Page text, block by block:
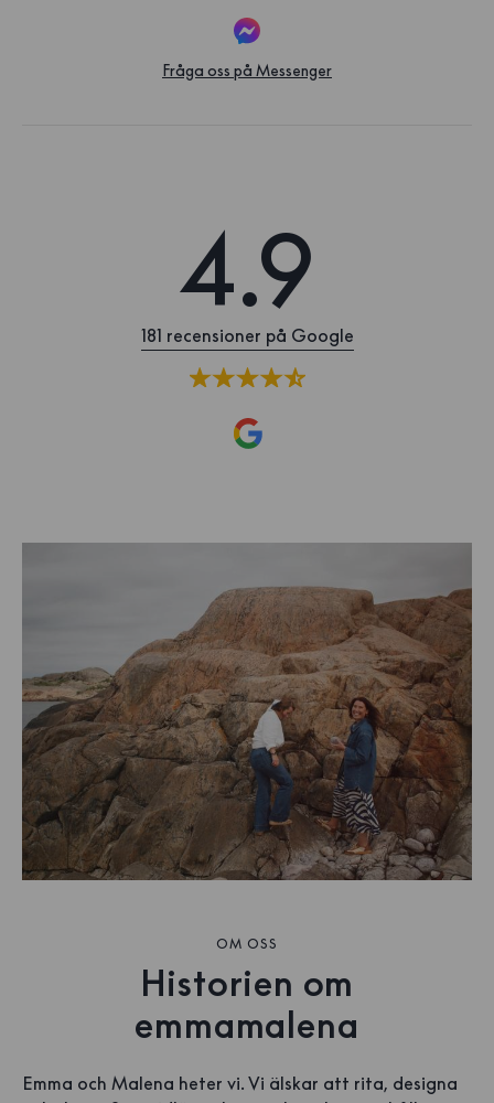
Fråga oss på Messenger
4.9
181 recensioner på Google
OM OSS
Historien om
emmamalena
Emma och Malena heter vi. Vi älskar att rita, designa